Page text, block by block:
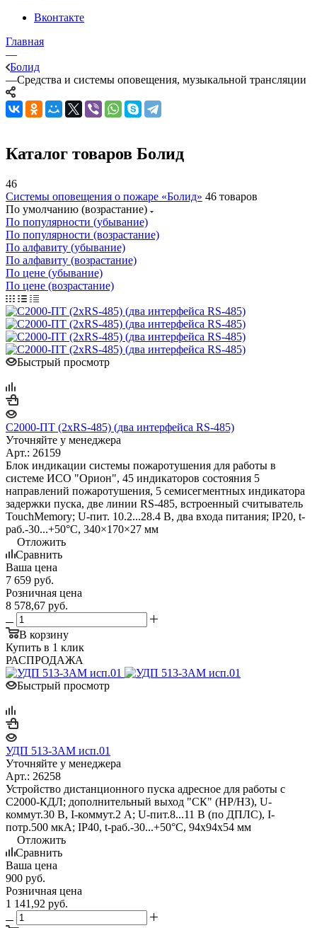
Вконтакте
Главная
—
Болид
—Средства и системы оповещения, музыкальной трансляции
Каталог товаров Болид
46
Системы оповещения о пожаре «Болид» 46 товаров
По умолчанию (возрастание)
По популярности (убывание)
По популярности (возрастание)
По алфавиту (убывание)
По алфавиту (возрастание)
По цене (убывание)
По цене (возрастание)
Быстрый просмотр
С2000-ПТ (2xRS-485) (два интерфейса RS-485)
Уточняйте у менеджера
Арт.: 26159
Блок индикации системы пожаротушения для работы в
системе ИСО "Орион", 45 индикаторов состояния 5
направлений пожаротушения, 5 семисегментных индикатора
задержки пуска, две линии RS-485, встроенный считыватель
TouchMemory; U-пит. 10.2...28.4 В, два входа питания; IP20, t-
раб.-30...+50°С, 340×170×27 мм
Отложить
Сравнить
Ваша цена
7 659 руб.
Розничная цена
8 578,67 руб.
В корзину
Купить в 1 клик
РАСПРОДАЖА
Быстрый просмотр
УДП 513-3АМ исп.01
Уточняйте у менеджера
Арт.: 26258
Устройство дистанционного пуска адресное для работы с
С2000-КДЛ; дополнительный выход "СК" (НР/НЗ), U-
коммут.30 В, I-коммут.2 А; U-пит.8...11 В (по ДПЛС), I-
потр.500 мкА; IP40, t-раб.-30...+50°С, 94х94х54 мм
Отложить
Сравнить
Ваша цена
900 руб.
Розничная цена
1 141,92 руб.